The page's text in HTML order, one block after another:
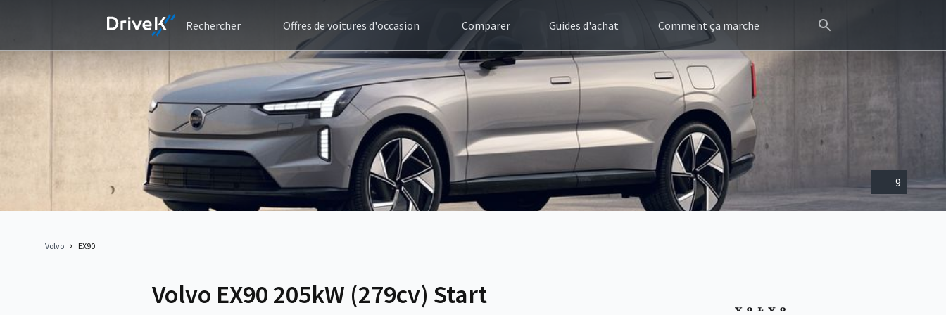
Rechercher Offres de voitures d'occasion Comparer Guides d'achat Comment ça marche
9
Volvo EX90
Volvo EX90 205kW (279cv) Start